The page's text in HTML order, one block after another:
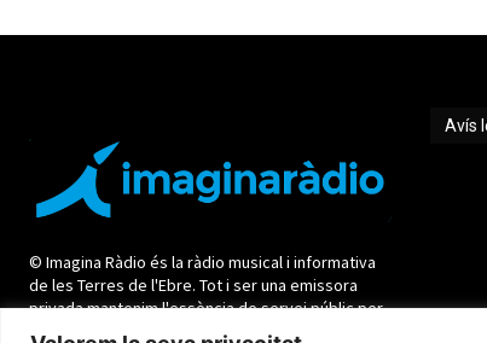
© Imagina Ràdio és la ràdio musical i informativa
de les Terres de l'Ebre. Tot i ser una emissora
privada mantenim l'essència de servei públic per
oferir una informació de qualitat i de proximitat.
Avís